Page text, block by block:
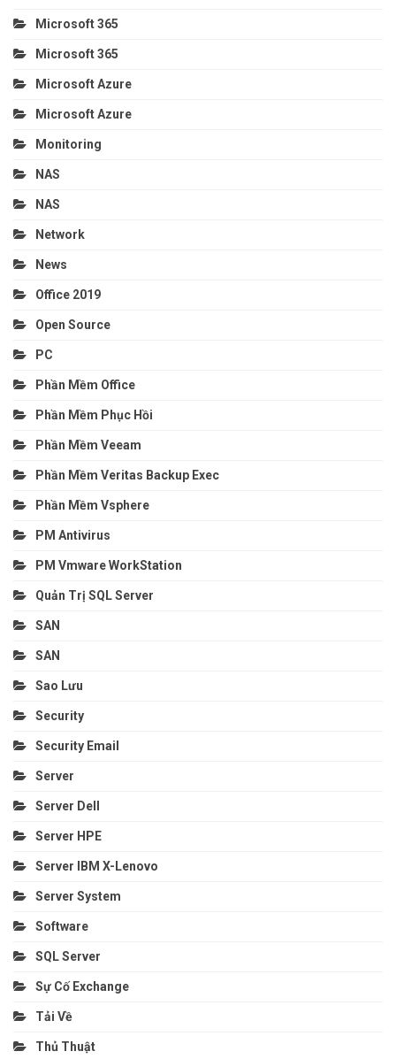
Microsoft 365
Microsoft 365
Microsoft Azure
Microsoft Azure
Monitoring
NAS
NAS
Network
News
Office 2019
Open Source
PC
Phần Mềm Office
Phần Mềm Phục Hồi
Phần Mềm Veeam
Phần Mềm Veritas Backup Exec
Phần Mềm Vsphere
PM Antivirus
PM Vmware WorkStation
Quản Trị SQL Server
SAN
SAN
Sao Lưu
Security
Security Email
Server
Server Dell
Server HPE
Server IBM X-Lenovo
Server System
Software
SQL Server
Sự Cố Exchange
Tải Về
Thủ Thuật